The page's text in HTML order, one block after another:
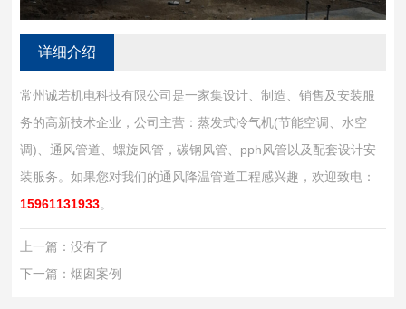
详细介绍
常州诚若机电科技有限公司是一家集设计、制造、销售及安装服
务的高新技术企业，公司主营：蒸发式冷气机(节能空调、水空
调)、通风管道、螺旋风管，碳钢风管、pph风管以及配套设计安
装服务。如果您对我们的通风降温管道工程感兴趣，欢迎致电：
15961131933。
上一篇： 没有了
下一篇： 烟囱案例